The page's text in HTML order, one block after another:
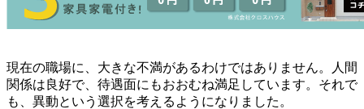
現在の職場に、大きな不満があるわけではありません。人間
関係は良好で、待遇面にもおおむね満足しています。それで
も、異動という選択を考えるようになりました。